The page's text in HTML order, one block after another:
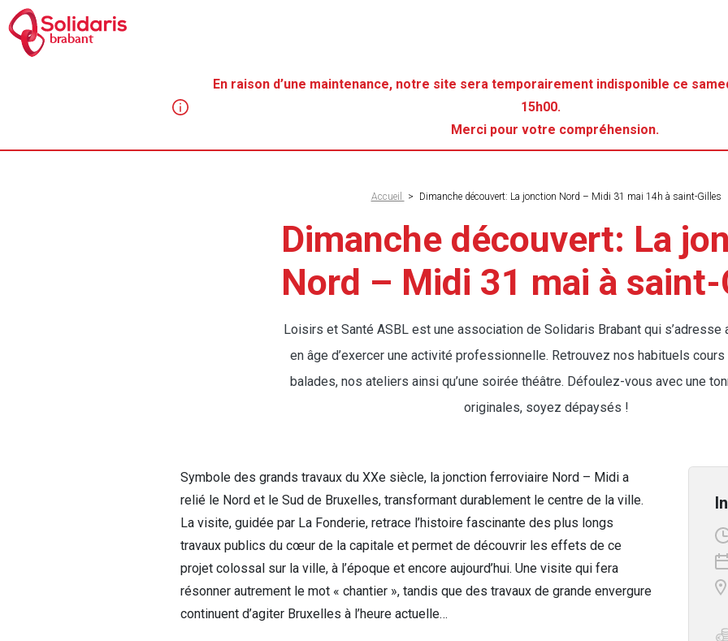
Aller
au
contenu
brabant
En raison d’une maintenance, notre site sera temporairement indisponible ce
15h00.
Merci pour votre compréhension.
d'Ariane
Accueil > Dimanche découvert: La jonction Nord – Midi 31 mai 14h à saint-Gilles
Dimanche découvert: La
Nord – Midi 31 mai à
Loisirs et Santé ASBL est une association de Solidaris Brabant qui s’adresse
en âge d’exercer une activité professionnelle. Retrouvez nos habituels
balades, nos ateliers ainsi qu’une soirée théâtre. Défoulez-vous avec une
originales, soyez dépaysés !
Symbole des grands travaux du XXe siècle, la jonction ferroviaire Nord – Midi a
relié le Nord et le Sud de Bruxelles, transformant durablement le centre de la ville.
La visite, guidée par La Fonderie, retrace l’histoire fascinante des plus longs
travaux publics du cœur de la capitale et permet de découvrir les effets de ce
projet colossal sur la ville, à l’époque et encore aujourd’hui. Une visite qui fera
résonner autrement le mot « chantier », tandis que des travaux de grande envergure
continuent d’agiter Bruxelles à l’heure actuelle…